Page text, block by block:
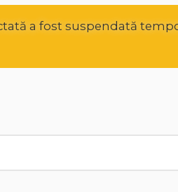
a fost suspendată